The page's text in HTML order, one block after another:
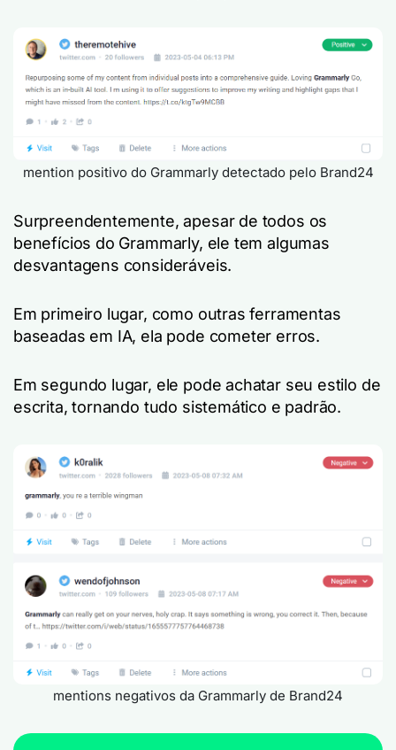
mention positivo do Grammarly detectado pelo Brand24
Surpreendentemente, apesar de todos os
benefícios do Grammarly, ele tem algumas
desvantagens consideráveis.
Em primeiro lugar, como outras ferramentas
baseadas em IA, ela pode cometer erros.
Em segundo lugar, ele pode achatar seu estilo de
escrita, tornando tudo sistemático e padrão.
mentions negativos da Grammarly de Brand24